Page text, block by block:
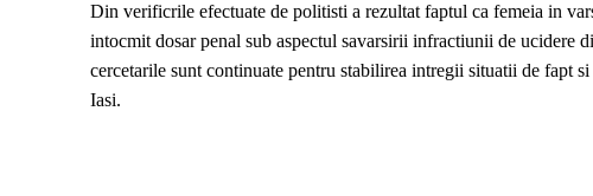
Din verificrile efectuate de politisti a rezultat faptul ca femeia in
intocmit dosar penal sub aspectul savarsirii infractiunii de ucidere
cercetarile sunt continuate pentru stabilirea intregii situatii de fapt
Iasi.